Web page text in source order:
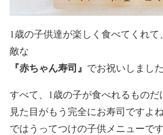
1歳の子供達が楽しく食べてくれ
敵な
『赤ちゃん寿司』 でお祝いしました
すべて、 1歳の子が食べれるもの
見た目がもう完全にお寿司ですよ
ではうってつけの子供メニューです